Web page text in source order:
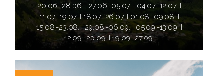
20.06.-28.06. I 27.06.-05.07. I 04.07.-12.07. I
11.07.-19.07. I 18.07.-26.07. I 01.08.-09.08. I
15.08.-23.08. I 29.08.-06.09. I 05.09.-13.09. I
12.09.-20.09. I 19.09.-27.09.